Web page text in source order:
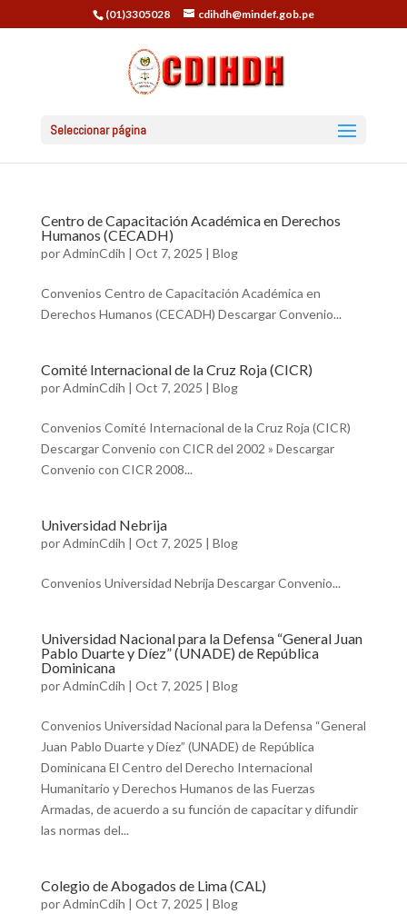
(01)3305028 cdihdh@mindef.gob.pe
Seleccionar página
Centro de Capacitación Académica en Derechos
Humanos (CECADH)
porAdminCdih | Oct 7, 2025 | Blog
Convenios Centro de Capacitación Académica en
Derechos Humanos (CECADH) Descargar Convenio...
Comité Internacional de la Cruz Roja (CICR)
porAdminCdih | Oct 7, 2025 | Blog
Convenios Comité Internacional de la Cruz Roja (CICR)
Descargar Convenio con CICR del 2002 » Descargar
Convenio con CICR 2008...
Universidad Nebrija
porAdminCdih | Oct 7, 2025 | Blog
Convenios Universidad Nebrija Descargar Convenio...
Universidad Nacional para la Defensa “General Juan
Pablo Duarte y Díez” (UNADE) de República
Dominicana
porAdminCdih | Oct 7, 2025 | Blog
Convenios Universidad Nacional para la Defensa “General
Juan Pablo Duarte y Díez” (UNADE) de República
Dominicana El Centro del Derecho Internacional
Humanitario y Derechos Humanos de las Fuerzas
Armadas, de acuerdo a su función de capacitar y difundir
las normas del...
Colegio de Abogados de Lima (CAL)
porAdminCdih | Oct 7, 2025 | Blog